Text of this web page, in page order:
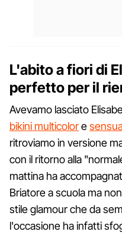
L'abito a fiori di
perfetto per il
Avevamo lasciato
bikini multicolore
ritroviamo in versione
con il ritorno alla
mattina ha
Briatore a scuola ma
stile glamour che da
l'occasione ha infatti